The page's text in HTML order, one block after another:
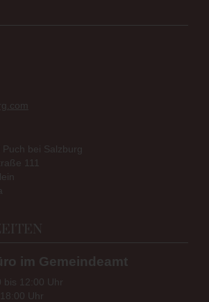
bei Salzburg
111
im Gemeindeamt
bis 12:00 Uhr
Uhr